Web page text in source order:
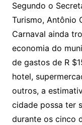
Segundo o
Turismo, Antônio
Carnaval ainda
economia do
de gastos de R
hotel,
outros, a
cidade possa ter
durante os cinco